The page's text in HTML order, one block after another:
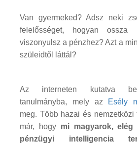
Van gyermeked? Adsz neki
felelősséget, hogyan
viszonyulsz a pénzhez? Azt a
szüleidtől láttál?
Az interneten kutatva
tanulmányba, mely az Esély
meg. Több hazai és nemzetközi
már, hogy mi magyarok,
pénzügyi intelligencia